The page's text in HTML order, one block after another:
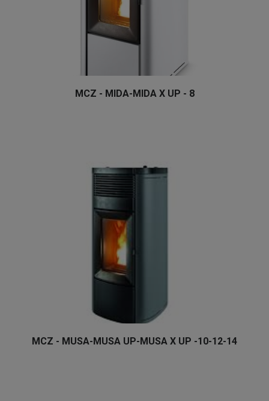
MCZ - MIDA-MIDA X UP - 8
MCZ - MUSA-MUSA UP-MUSA X UP -10-12-14